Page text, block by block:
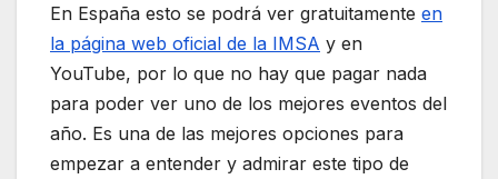
En España esto se podrá ver gratuitamente en
la página web oficial de la IMSA y en
YouTube, por lo que no hay que pagar nada
para poder ver uno de los mejores eventos del
año. Es una de las mejores opciones para
empezar a entender y admirar este tipo de